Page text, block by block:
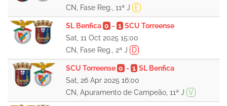
CN, Fase Reg., 11ª J
E
SL Benfica 0 - 1 SCU Torreense
Sat, 11 Oct 2025 15:00
CN, Fase Reg., 2ª J
D
SCU Torreense 0 - 1 SL Benfica
Sat, 26 Apr 2025 16:00
CN, Apuramento de Campeão, 11ª J V